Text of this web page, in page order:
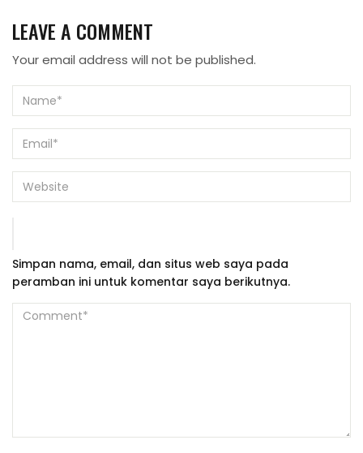
LEAVE A COMMENT
Your email address will not be published.
Simpan nama, email, dan situs web saya pada
peramban ini untuk komentar saya berikutnya.